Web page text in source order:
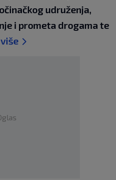
udruženja,
i prometa drogama te